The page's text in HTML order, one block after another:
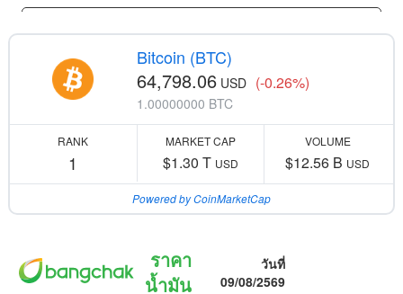
Bitcoin (BTC)
64,798.06 USD (-0.26%)
1.00000000 BTC
RANK
1
MARKET CAP
$1.30 T USD
VOLUME
$12.56 B USD
Powered by CoinMarketCap